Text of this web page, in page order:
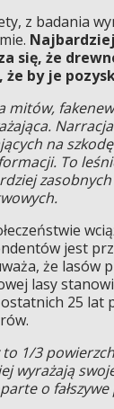
z badania
się, że
że by je
mitów,
na
To
jest
że lasów
lasy
25 lat
to 1/3
wyrażają
o